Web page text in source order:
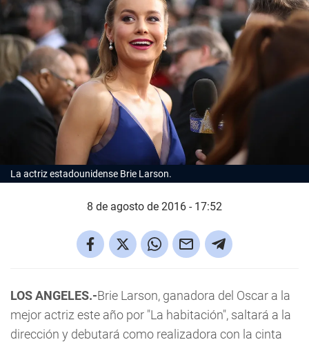
La actriz estadounidense Brie Larson.
8 de agosto de 2016 - 17:52
LOS ANGELES.-Brie Larson, ganadora del Oscar a la
mejor actriz este año por "La habitación", saltará a la
dirección y debutará como realizadora con la cinta